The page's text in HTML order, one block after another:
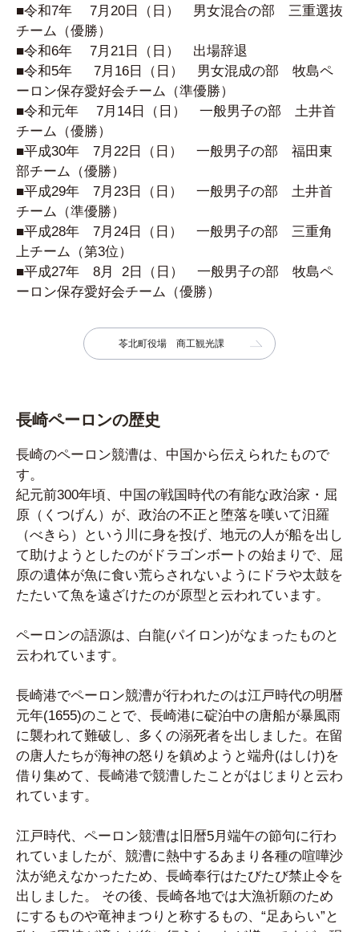
■令和7年 7月20日（日） 男女混合の部 三重選抜
チーム（優勝）
■令和6年 7月21日（日） 出場辞退
■令和5年 7月16日（日） 男女混成の部 牧島ペ
ーロン保存愛好会チーム（準優勝）
■令和元年 7月14日（日） 一般男子の部 土井首
チーム（優勝）
■平成30年 7月22日（日） 一般男子の部 福田東
部チーム（優勝）
■平成29年 7月23日（日） 一般男子の部 土井首
チーム（準優勝）
■平成28年 7月24日（日） 一般男子の部 三重角
上チーム（第3位）
■平成27年 8月 2日（日） 一般男子の部 牧島ペ
ーロン保存愛好会チーム（優勝）
苓北町役場 商工観光課
長崎ペーロンの歴史
長崎のペーロン競漕は、中国から伝えられたもので
す。
紀元前300年頃、中国の戦国時代の有能な政治家・屈
原（くつげん）が、政治の不正と堕落を嘆いて汨羅
（べきら）という川に身を投げ、地元の人が船を出し
て助けようとしたのがドラゴンボートの始まりで、屈
原の遺体が魚に食い荒らされないようにドラや太鼓を
たたいて魚を遠ざけたのが原型と云われています。
ペーロンの語源は、白龍(パイロン)がなまったものと
云われています。
長崎港でペーロン競漕が行われたのは江戸時代の明暦
元年(1655)のことで、長崎港に碇泊中の唐船が暴風雨
に襲われて難破し、多くの溺死者を出しました。在留
の唐人たちが海神の怒りを鎮めようと端舟(はしけ)を
借り集めて、長崎港で競漕したことがはじまりと云わ
れています。
江戸時代、ペーロン競漕は旧暦5月端午の節句に行わ
れていましたが、競漕に熱中するあまり各種の喧嘩沙
汰が絶えなかったため、長崎奉行はたびたび禁止令を
出しました。 その後、長崎各地では大漁祈願のため
にするものや竜神まつりと称するもの、“足あらい”と